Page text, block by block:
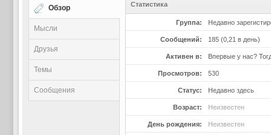
Обзор
Мысли
Друзья
Темы
Сообщения
Статистика
Группа: Недавно
Сообщений: 185 (0,21 в день)
Активен в: Впервые у нас?
Просмотров: 530
Статус: Недавно здесь
Возраст: Неизвестен
День рождения: Неизвестен